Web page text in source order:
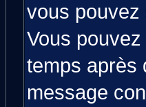
vous pouvez
Vous
temps après
message